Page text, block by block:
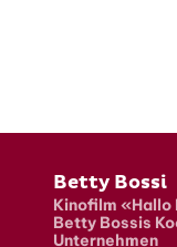
Fusszeile
Betty Bossi
Kinofilm
Betty Bossis
Unternehmen